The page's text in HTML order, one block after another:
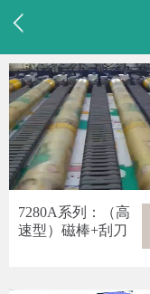
7280A系列：（高
速型）磁棒+刮刀